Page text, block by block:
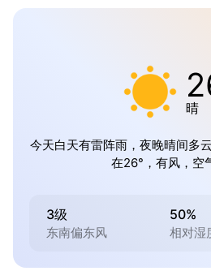
晴
今天白天有雷阵雨，夜晚晴间多
在26°，有风，空
3级
东南偏东风
50%
相对湿